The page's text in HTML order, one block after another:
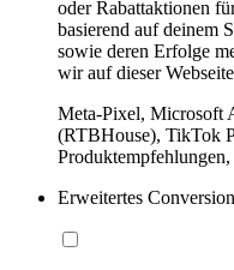
oder Rabattaktionen
basierend auf deinem
sowie deren Erfolge
wir auf dieser
Meta-Pixel, Microsoft
(RTBHouse), TikTok
Erweitertes